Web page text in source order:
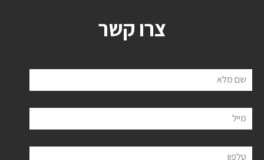
צרו קשר
שם מלא
מייל
טלפון